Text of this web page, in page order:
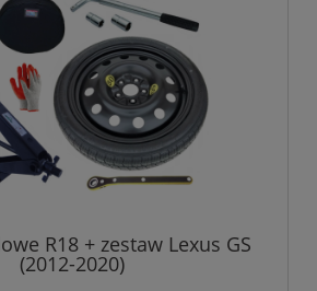
R18 + zestaw Lexus GS
(2012-2020)